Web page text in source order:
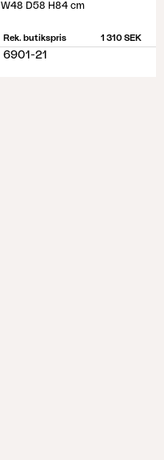
W48 D58 H84 cm
Rek. butikspris 1 310 SEK
6901-21